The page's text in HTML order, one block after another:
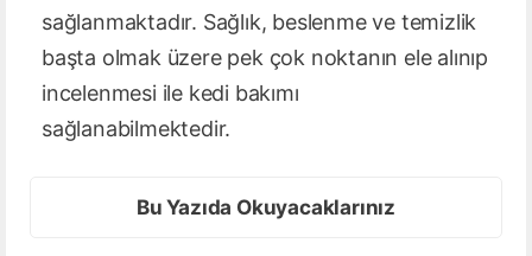
sağlanmaktadır. Sağlık, beslenme ve temizlik
başta olmak üzere pek çok noktanın ele alınıp
incelenmesi ile kedi bakımı
sağlanabilmektedir.
Bu Yazıda Okuyacaklarınız